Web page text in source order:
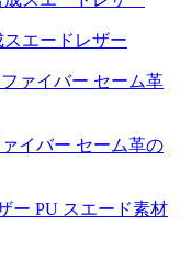
エードレザー
イバー セーム革の